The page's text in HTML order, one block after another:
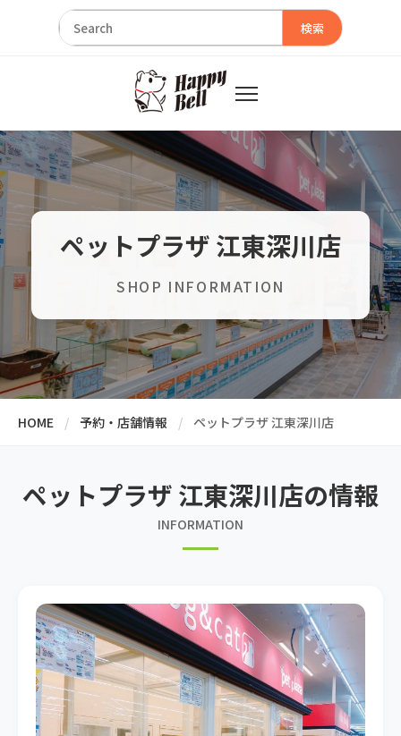
検索
ペットプラザ 江東深川店
SHOP INFORMATION
HOME 予約・店舗情報 ペットプラザ 江東深川店
ペットプラザ 江東深川店の情報
INFORMATION